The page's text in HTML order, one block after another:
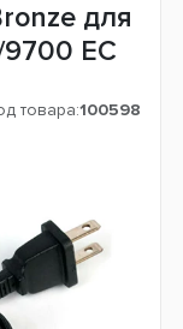
для
9700 ЕС
товара:100598